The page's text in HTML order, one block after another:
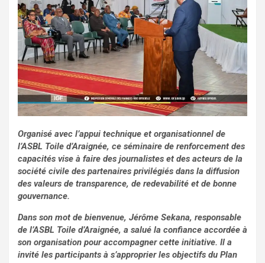
Organisé avec l’appui technique et organisationnel de
l’ASBL Toile d’Araignée, ce séminaire de renforcement des
capacités vise à faire des journalistes et des acteurs de la
société civile des partenaires privilégiés dans la diffusion
des valeurs de transparence, de redevabilité et de bonne
gouvernance.
Dans son mot de bienvenue, Jérôme Sekana, responsable
de l’ASBL Toile d’Araignée, a salué la confiance accordée à
son organisation pour accompagner cette initiative. Il a
invité les participants à s’approprier les objectifs du Plan